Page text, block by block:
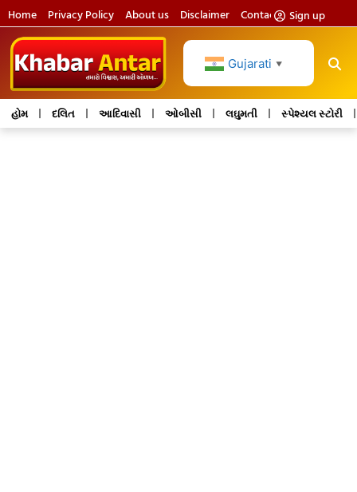
Home Privacy Policy About us Disclaimer Contact usSign up
Gujarati ▼
હોમ દલિત આદિવાસી ઓબીસી લઘુમતી સ્પેશ્યલ સ્ટોરી